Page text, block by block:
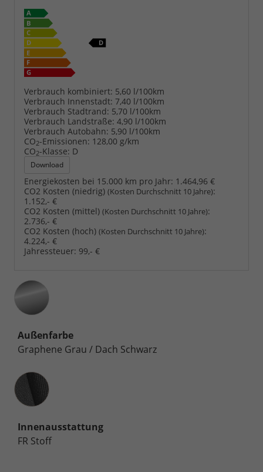
Verbrauch kombiniert: 5,60 l/100km
Verbrauch Innenstadt: 7,40 l/100km
Verbrauch Stadtrand: 5,70 l/100km
Verbrauch Landstraße: 4,90 l/100km
Verbrauch Autobahn: 5,90 l/100km
CO2-Emissionen: 128,00 g/km
CO2-Klasse: D
Download
Energiekosten bei 15.000 km pro Jahr: 1.464,96 €
CO2 Kosten (niedrig) (Kosten Durchschnitt 10 Jahre):
1.152,- €
CO2 Kosten (mittel) (Kosten Durchschnitt 10 Jahre):
2.736,- €
CO2 Kosten (hoch) (Kosten Durchschnitt 10 Jahre):
4.224,- €
Jahressteuer: 99,- €
Außenfarbe
Graphene Grau / Dach Schwarz
Innenausstattung
Innenausstattung
FR Stoff